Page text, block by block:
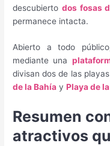
descubierto dos fosas
permanece intacta.
Abierto a todo
mediante una
divisan dos de las
de la Bahía yPlaya de
Resumen
atractivos